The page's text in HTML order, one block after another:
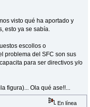
visto qué ha aportado y
esto ya se sabía.
escollos o
problema del SFC son sus
para ser directivos y/o
figura)... Ola qué ase!!...
En línea